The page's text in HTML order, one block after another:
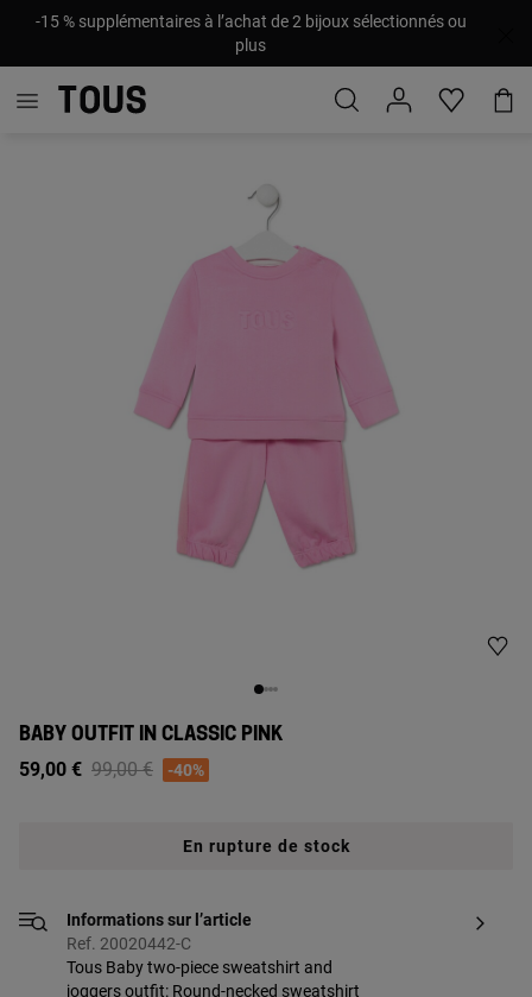
-15 % supplémentaires à l’achat de 2 bijoux sélectionnés ou
plus
BABY OUTFIT IN CLASSIC PINK
59,00 € Price reduced from
99,00 €to-40%
En rupture de stock
Informations sur l’article
Ref. 20020442-C
Tous Baby two-piece sweatshirt and
joggers outfit: Round-necked sweatshirt